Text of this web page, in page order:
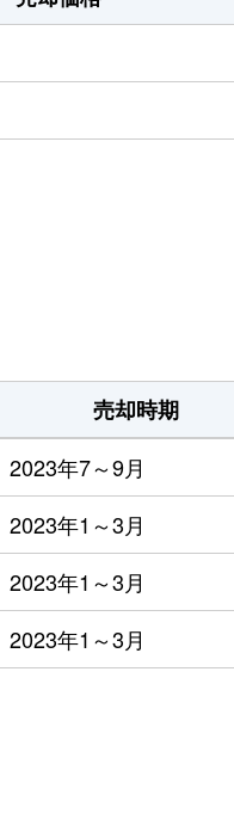
売却時期
2023年7～9月
2023年1～3月
2023年1～3月
2023年1～3月